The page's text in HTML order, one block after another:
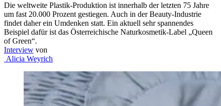
Die weltweite Plastik-Produktion ist innerhalb der letzten 75 Jahre
um fast 20.000 Prozent gestiegen. Auch in der Beauty-Industrie
findet daher ein Umdenken statt. Ein aktuell sehr spannendes
Beispiel dafür ist das Österreichische Naturkosmetik-Label „Queen
of Green“.
Interview von
Alicia Weyrich